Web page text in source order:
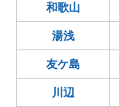
和歌山
湯浅
友ケ島
川辺